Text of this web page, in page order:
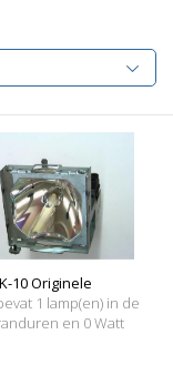
10 Originele
1 lamp(en) in de
en 0 Watt